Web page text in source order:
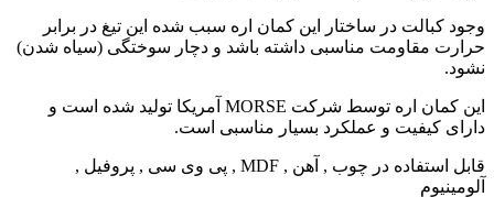
وجود کبالت در ساختار این کمان اره سبب شده این تیغ در برابر
حرارت مقاومت مناسبی داشته باشد و دچار سوختگی (سیاه شدن)
نشود.
این کمان اره توسط شرکت MORSE آمریکا تولید شده است و
دارای کیفیت و عملکرد بسیار مناسبی است.
قابل استفاده در
چوب , آهن , MDF , پی وی سی , پروفیل ,
آلومینیوم